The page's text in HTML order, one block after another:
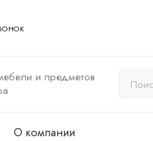
и предметов
О компании